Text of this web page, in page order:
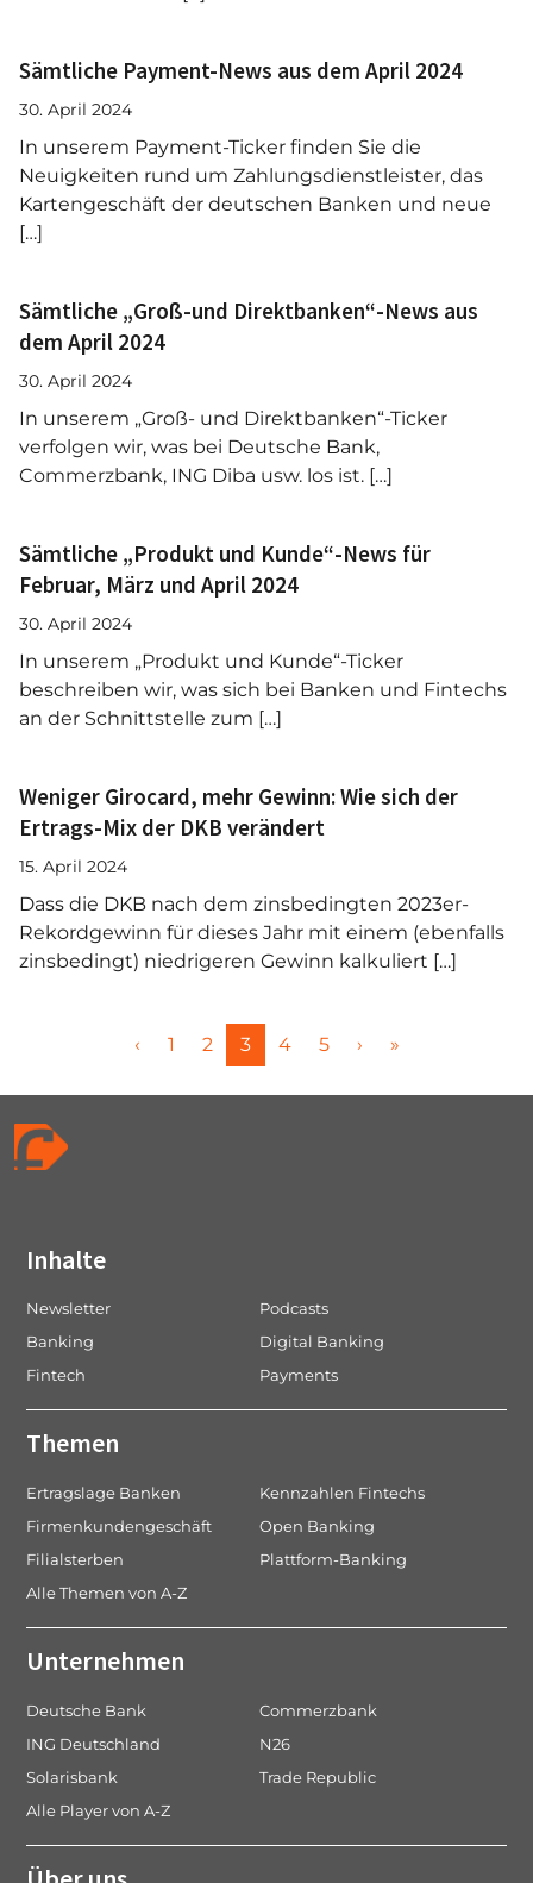
Sämtliche Payment-News aus dem April 2024
30. April 2024
In unserem Payment-Ticker finden Sie die
Neuigkeiten rund um Zahlungsdienstleister, das
Kartengeschäft der deutschen Banken und neue
[…]
Sämtliche „Groß-und Direktbanken“-News aus
dem April 2024
30. April 2024
In unserem „Groß- und Direktbanken“-Ticker
verfolgen wir, was bei Deutsche Bank,
Commerzbank, ING Diba usw. los ist. […]
Sämtliche „Produkt und Kunde“-News für
Februar, März und April 2024
30. April 2024
In unserem „Produkt und Kunde“-Ticker
beschreiben wir, was sich bei Banken und Fintechs
an der Schnittstelle zum […]
Weniger Girocard, mehr Gewinn: Wie sich der
Ertrags-Mix der DKB verändert
15. April 2024
Dass die DKB nach dem zinsbedingten 2023er-
Rekordgewinn für dieses Jahr mit einem (ebenfalls
zinsbedingt) niedrigeren Gewinn kalkuliert […]
g
e
n
g
o
n
‹
P
g
1
P
g
2
C
u
r
3
P
g
4
P
g
5 › »
Inhalte
Newsletter
Podcasts
Banking
Digital Banking
Fintech
Payments
Themen
Ertragslage Banken
Kennzahlen Fintechs
Firmenkundengeschäft
Open Banking
Filialsterben
Plattform-Banking
Alle Themen von A-Z
Unternehmen
Deutsche Bank
Commerzbank
ING Deutschland
N26
Solarisbank
Trade Republic
Alle Player von A-Z